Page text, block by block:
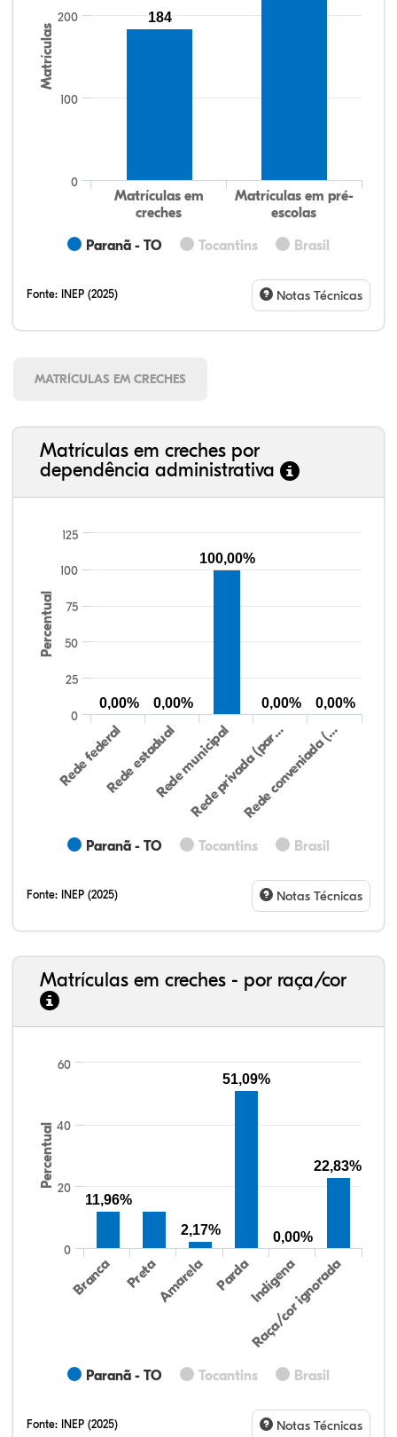
Matrículas
Paranã - TO Tocantins Brasil
Matrículas em
creches
Matrículas em pré-
escolas
0
100
200 184
Fonte: INEP (2025) Notas Técnicas
MATRÍCULAS EM CRECHES
Matrículas em creches por
dependência administrativa
Percentual
Paranã - TO Tocantins Brasil
Rede federalRede estadualRede municipal
Rede privada (par…Rede conveniada (…
0
25
50
75
100
125
0,00% 0,00%
100,00%
0,00% 0,00%
Fonte: INEP (2025) Notas Técnicas
Matrículas em creches - por raça/cor
Percentual
Paranã - TO Tocantins Brasil
Branca PretaAmarela PardaIndígena
Raça/cor ignorada
0
20
40
60
11,96%
2,17%
51,09%
0,00%
22,83%
Fonte: INEP (2025) Notas Técnicas
13,31%
9,88%
1,24%
73,07%
2,05%
0,45%
33,06%
7,95%
0,46%
55,81%
1,22%
1,50%